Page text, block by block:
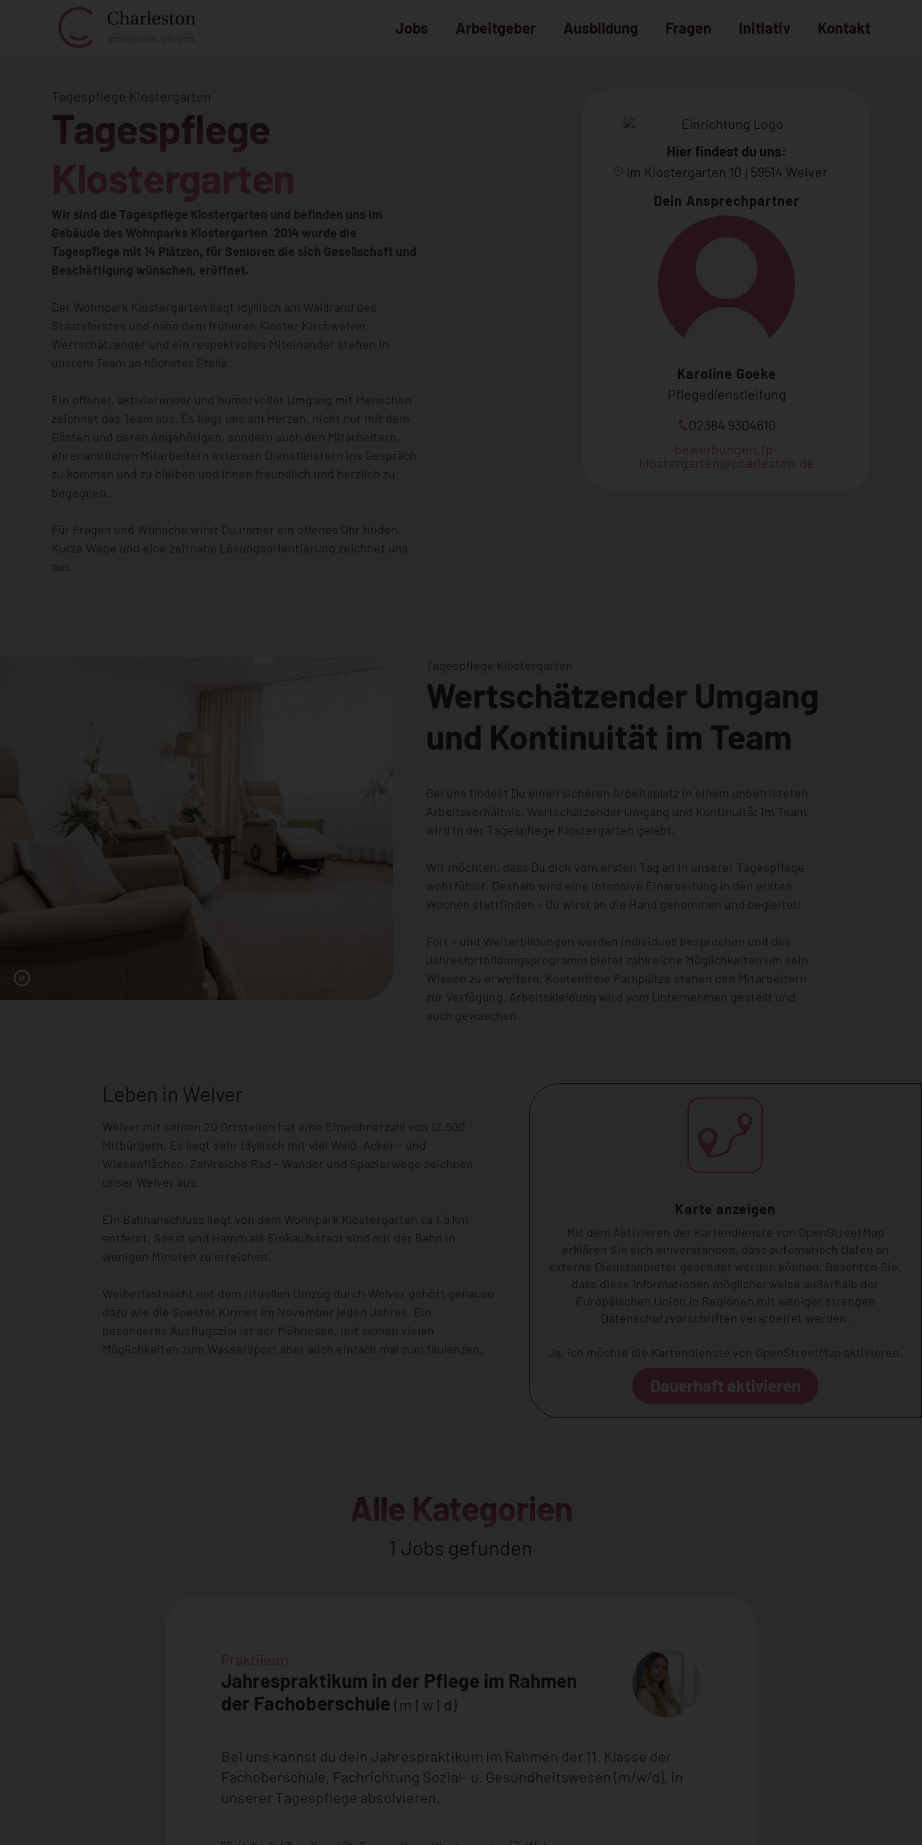
Jobs Arbeitgeber Ausbildung Fragen
häufige Fragen
Initiativ Kontakt
Tagespflege Klostergarten
Tagespflege
Klostergarten
Wir sind die Tagespflege Klostergarten und befinden uns im
Gebäude des Wohnparks Klostergarten. 2014 wurde die
Tagespflege mit 14 Plätzen, für Senioren die sich Gesellschaft und
Beschäftigung wünschen, eröffnet.
Der Wohnpark Klostergarten liegt idyllisch am Waldrand des
Staatsforstes und nahe dem früheren Kloster Kirchwelver.
Wertschätzender und ein respektvolles Miteinander stehen in
unsrem Team an höchster Stelle.
Ein offener, aktivierender und humorvoller Umgang mit Menschen
zeichnet das Team aus. Es liegt uns am Herzen, nicht nur mit dem
Gästen und deren Angehörigen, sondern auch den Mitarbeitern,
ehrenamtlichen Mitarbeitern externen Dienstleistern ins Gespräch
zu kommen und zu bleiben und ihnen freundlich und herzlich zu
begegnen.
Für Fragen und Wünsche wirst Du immer ein offenes Ohr finden.
Kurze Wege und eine zeitnahe Lösungsorientierung zeichnet uns
aus.
Hier findest du uns:
Im Klostergarten 10 | 59514 Welver
Dein Ansprechpartner
Karoline Goeke
Pflegedienstleitung
02384 9304610
bewerbungen.tp-
klostergarten@charleston.de
Tagespflege Klostergarten
Wertschätzender Umgang
und Kontinuität im Team
Bei uns findest Du einen sicheren Arbeitsplatz in einem unbefristeten
Arbeitsverhältnis. Wertschätzender Umgang und Kontinuität im Team
wird in der Tagespflege Klostergarten gelebt.
Wir möchten, dass Du dich vom ersten Tag an in unserer Tagespflege
wohl fühlst. Deshalb wird eine intensive Einarbeitung in den ersten
Wochen stattfinden – Du wirst an die Hand genommen und begleitet!
Fort – und Weiterbildungen werden individuell besprochen und das
Jahresfortbildungsprogramm bietet zahlreiche Möglichkeiten um sein
Wissen zu erweitern. Kostenfreie Parkplätze stehen den Mitarbeitern
zur Verfügung. Arbeitskleidung wird vom Unternehmen gestellt und
auch gewaschen.
Leben in Welver
Welver mit seinen 20 Ortsteilen hat eine Einwohnerzahl von 12.500
Mitbürgern. Es liegt sehr idyllisch mit viel Wald, Acker – und
Wiesenflächen. Zahlreiche Rad – Wander und Spazierwege zeichnen
unser Welver aus.
Ein Bahnanschluss liegt von dem Wohnpark Klostergarten ca 1,5 km
entfernt. Soest und Hamm als Einkaufsstadt sind mit der Bahn in
wenigen Minuten zu erreichen.
Weiberfastnacht mit dem rituellen Umzug durch Welver gehört genauso
dazu wie die Soester Kirmes im November jeden Jahres. Ein
besonderes Ausflugsziel ist der Möhnesee, mit seinen vielen
Möglichkeiten zum Wassersport aber auch einfach mal zum faulenzen.
Karte anzeigen
Mit dem Aktivieren der Kartendienste von OpenStreetMap
erklären Sie sich einverstanden, dass automatisch Daten an
externe Dienstanbieter gesendet werden können. Beachten Sie,
dass diese Informationen möglicherweise außerhalb der
Europäischen Union in Regionen mit weniger strengen
Datenschutzvorschriften verarbeitet werden.
Ja, ich möchte die Kartendienste von OpenStreetMap aktivieren.
Dauerhaft aktivieren
Alle Kategorien
1 Jobs gefunden
Praktikum
Jahrespraktikum in der Pflege im Rahmen
der Fachoberschule (m | w | d)
Bei uns kannst du dein Jahrespraktikum im Rahmen der 11. Klasse der
Fachoberschule, Fachrichtung Sozial- u. Gesundheitswesen (m/w/d), in
unserer Tagespflege absolvieren.